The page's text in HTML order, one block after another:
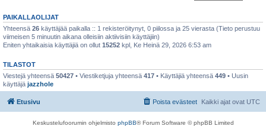
PAIKALLAOLIJAT
Yhteensä 26 käyttäjää paikalla :: 1 rekisteröitynyt, 0 piilossa ja 25 vierasta (Tieto perustuu
viimeisen 5 minuutin aikana olleisiin aktiivisiin käyttäjiin)
Eniten yhtaikaisia käyttäjiä on ollut 15252 kpl, Ke Heinä 29, 2026 6:53 am
TILASTOT
Viestejä yhteensä 50427 • Viestiketjuja yhteensä 417 • Käyttäjiä yhteensä 449 • Uusin
käyttäjä jazzhole
Etusivu Kaikki ajat ovat UTC
Poista evästeet
Keskustelufoorumin ohjelmisto phpBB® Forum Software © phpBB Limited